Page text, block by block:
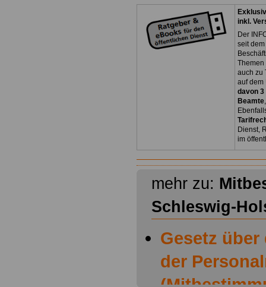
inkl.
Der
seit
Themen
auch zu
auf dem
davon 3
Beamte
Dienst,
im
mehr zu:
Schleswig-
Gesetz
der